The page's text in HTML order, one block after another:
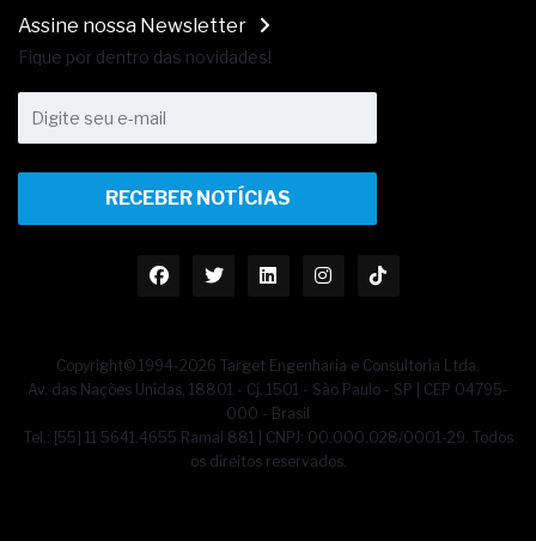
Assine nossa Newsletter
Fique por dentro das novidades!
RECEBER NOTÍCIAS
Copyright© 1994-2026 Target Engenharia e Consultoria Ltda.
Av. das Nações Unidas, 18801 - Cj. 1501 - São Paulo - SP | CEP 04795-
000 - Brasil
Tel.: [55] 11 5641.4655 Ramal 881 | CNPJ: 00.000.028/0001-29. Todos
os direitos reservados.